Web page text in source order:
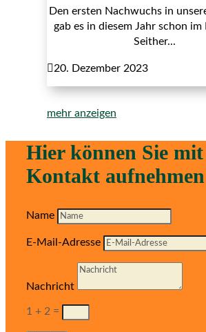
Den ersten Nachwuchs in
gab es in diesem Jahr schon im
Seither...
20. Dezember 2023
mehr anzeigen
Hier können Sie
Kontakt aufnehmen
Name
E-Mail-Adresse
Nachricht
1 + 2 =